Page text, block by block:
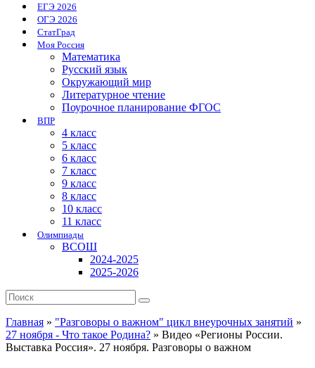
ЕГЭ 2026
ОГЭ 2026
СтатГрад
Моя Россия
Математика
Русский язык
Окружающий мир
Литературное чтение
Поурочное планирование ФГОС
ВПР
4 класс
5 класс
6 класс
7 класс
9 класс
8 класс
10 класс
11 класс
Олимпиады
ВСОШ
2024-2025
2025-2026
Главная » "Разговоры о важном" цикл внеурочных занятий »
27 ноября - Что такое Родина? » Видео «Регионы России.
Выставка Россия». 27 ноября. Разговоры о важном